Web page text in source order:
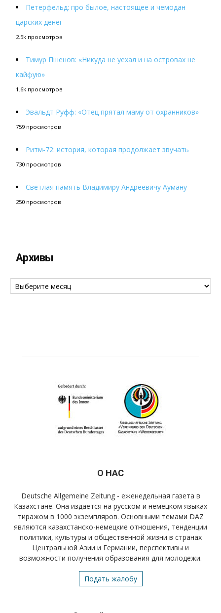
Петерфельд: про былое, настоящее и чемодан
царских денег
2.5k просмотров
Тимур Пшенов: «Никуда не уехал и на островах не
кайфую»
1.6k просмотров
Эвальдт Руфф: «Отец прятал маму от охранников»
759 просмотров
Ритм-72: история, которая продолжает звучать
730 просмотров
Светлая память Владимиру Андреевичу Ауману
250 просмотров
Архивы
Архивы
О НАС
Deutsche Allgemeine Zeitung - еженедельная газета в
Казахстане. Она издается на русском и немецком языках
тиражом в 1000 экземпляров. Основными темами DAZ
являются казахстанско-немецкие отношения, тенденции
политики, культуры и общественной жизни в странах
Центральной Азии и Германии, перспективы и
возможности получения образования для молодежи.
Подать жалобу